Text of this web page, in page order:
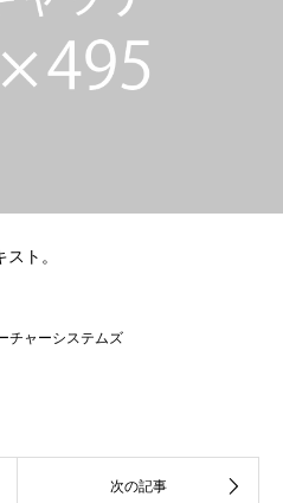
ト。
チャーシステムズ